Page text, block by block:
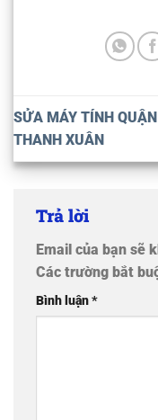
SỬA MÁY TÍNH QUẬN
THANH XUÂN
Trả lời
Email của bạn sẽ
Các trường bắt
Bình luận*